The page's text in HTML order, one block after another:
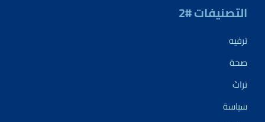
التصنيفات #2
ترفيه
صحة
تراث
سياسة